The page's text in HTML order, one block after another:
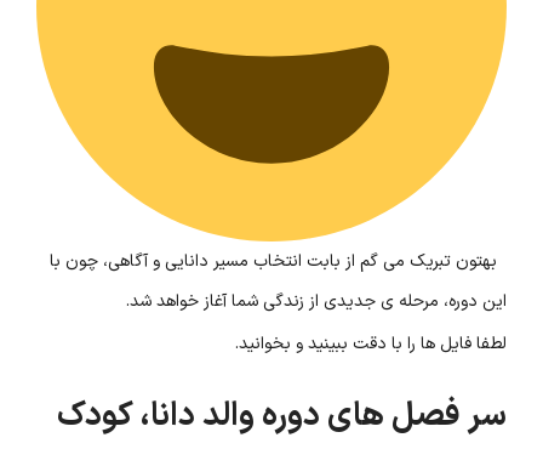
بهتون تبریک می گم از بابت انتخاب مسیر دانایی و آگاهی، چون با
این دوره، مرحله ی جدیدی از زندگی شما آغاز خواهد شد.
لطفا فایل ها را با دقت ببینید و بخوانید.
سر فصل های دوره والد دانا، کودک